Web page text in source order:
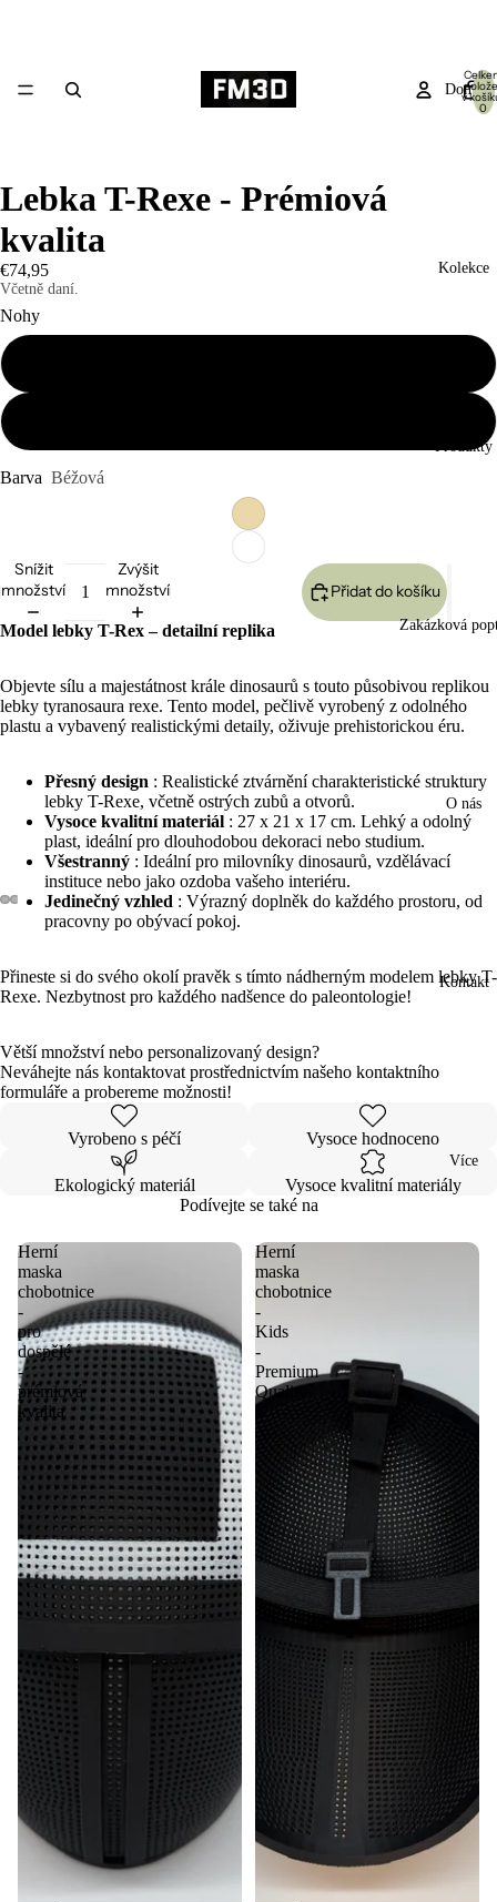
Domů
Kolekce
Produkty
Zakázková
O nás
Kontakt
Více
v
0
Otevřít
na
celou
Otevřít
na
celou
Otevřít
na
celou
Otevřít
na
celou
Otevřít
na
celou
Otevřít
na
celou
Otevřít
na
celou
Otevřít
na
celou
Otevřít
na
celou
Otevřít
na
celou
Lebka T-Rexe - Prémiová
kvalita
€74,95
Včetně daní.
Nohy
Barva Béžová
Snížit
množství
Zvýšit
množství
Přidat do košíku
Model lebky T-Rex – detailní replika
Objevte sílu a majestátnost krále dinosaurů s touto působivou replikou
lebky tyranosaura rexe. Tento model, pečlivě vyrobený z odolného
plastu a vybavený realistickými detaily, oživuje prehistorickou éru.
Přesný design : Realistické ztvárnění charakteristické struktury
lebky T-Rexe, včetně ostrých zubů a otvorů.
Vysoce kvalitní materiál : 27 x 21 x 17 cm. Lehký a odolný
plast, ideální pro dlouhodobou dekoraci nebo studium.
Všestranný : Ideální pro milovníky dinosaurů, vzdělávací
instituce nebo jako ozdoba vašeho interiéru.
Jedinečný vzhled : Výrazný doplněk do každého prostoru, od
pracovny po obývací pokoj.
Přineste si do svého okolí pravěk s tímto nádherným modelem lebky T-
Rexe. Nezbytnost pro každého nadšence do paleontologie!
Větší množství nebo personalizovaný design?
Neváhejte nás kontaktovat prostřednictvím našeho kontaktního
formuláře a probereme možnosti!
Vyrobeno s péčí Vysoce hodnoceno
Ekologický materiál
Vysoce kvalitní materiály
Podívejte se také na
Herní
maska
chobotnice
-
pro
dospělé
-
prémiová
kvalita
Herní
maska
chobotnice
-
Kids
-
Premium
Quality